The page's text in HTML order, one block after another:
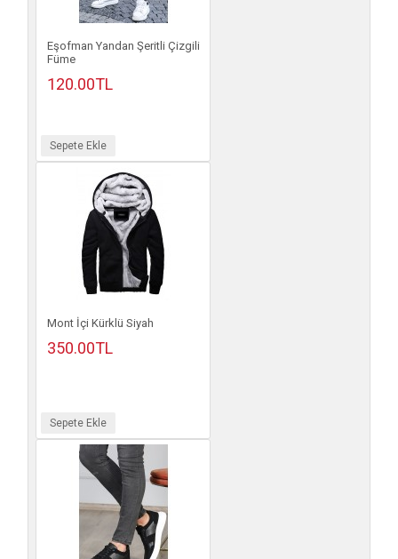
Eşofman Yandan Şeritli Çizgili
Füme
120.00TL
Sepete Ekle
Mont İçi Kürklü Siyah
350.00TL
Sepete Ekle